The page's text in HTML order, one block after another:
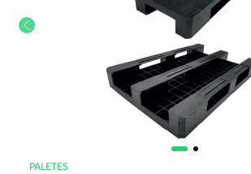
PALETES